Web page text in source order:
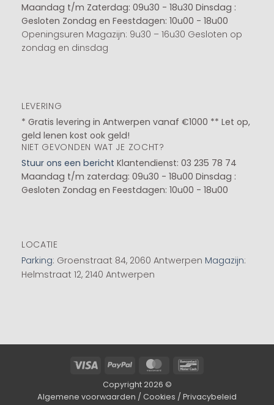
Maandag t/m Zaterdag: 09u30 - 18u30 Dinsdag :
Gesloten Zondag en Feestdagen: 10u00 - 18u00
Openingsuren Magazijn: 9u30 – 16u30 Gesloten op
zondag en dinsdag
LEVERING
* Gratis levering in Antwerpen vanaf €1000 ** Let op,
geld lenen kost ook geld!
NIET GEVONDEN WAT JE ZOCHT?
Stuur ons een bericht Klantendienst: 03 235 78 74
Maandag t/m zaterdag: 09u30 - 18u00 Dinsdag :
Gesloten Zondag en Feestdagen: 10u00 - 18u00
LOCATIE
Parking: Groenstraat 84, 2060 Antwerpen Magazijn:
Helmstraat 12, 2140 Antwerpen
Visa PayPal MasterCard
Copyright 2026 ©
Algemene voorwaarden / Cookies / Privacybeleid